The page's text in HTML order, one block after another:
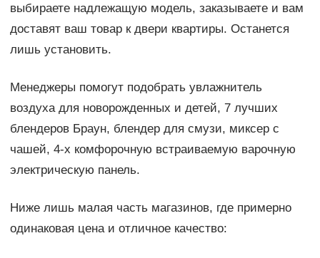
выбираете надлежащую модель, заказываете и вам
доставят ваш товар к двери квартиры. Останется
лишь установить.
Менеджеры помогут подобрать увлажнитель
воздуха для новорожденных и детей, 7 лучших
блендеров Браун, блендер для смузи, миксер с
чашей, 4-х комфорочную встраиваемую варочную
электрическую панель.
Ниже лишь малая часть магазинов, где примерно
одинаковая цена и отличное качество: